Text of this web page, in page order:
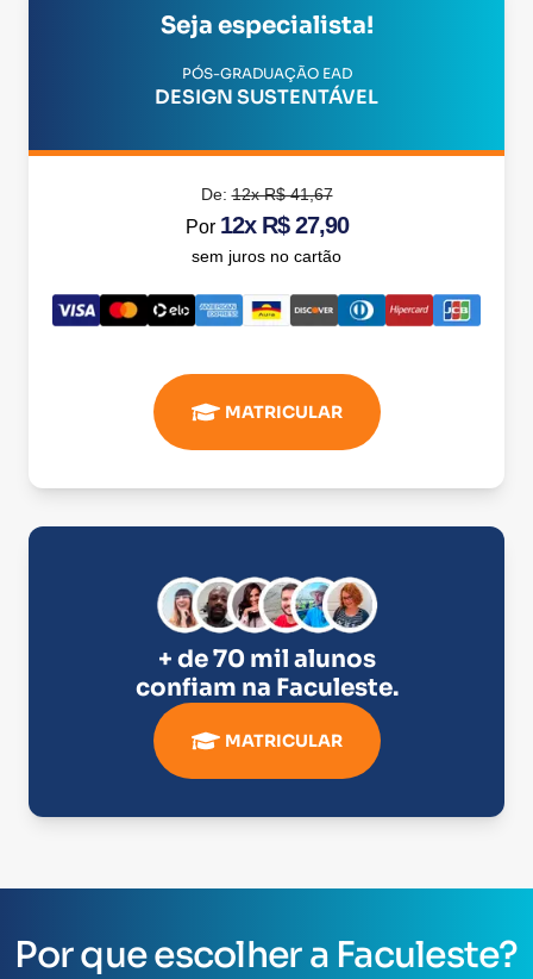
Seja especialista!
PÓS-GRADUAÇÃO EAD
DESIGN SUSTENTÁVEL
De:12x R$ 41,67
Por 12x R$ 27,90
sem juros no cartão
MATRICULAR
+ de 70 mil alunos
confiam na Faculeste.
MATRICULAR
Por que escolher a Faculeste?